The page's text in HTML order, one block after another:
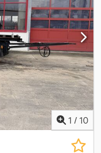
1 / 10